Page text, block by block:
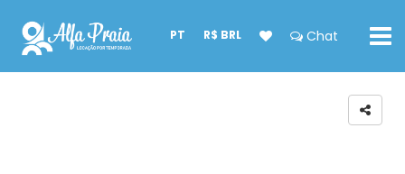
PT R$ BRL Chat